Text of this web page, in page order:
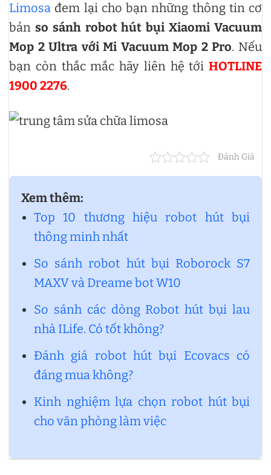
Limosa đem lại cho bạn những thông tin cơ
bản so sánh robot hút bụi Xiaomi Vacuum
Mop 2 Ultra với Mi Vacuum Mop 2 Pro. Nếu
bạn còn thắc mắc hãy liên hệ tới HOTLINE
1900 2276.
Đánh Giá
Xem thêm:
Top 10 thương hiệu robot hút bụi
thông minh nhất
So sánh robot hút bụi Roborock S7
MAXV và Dreame bot W10
So sánh các dòng Robot hút bụi lau
nhà ILife. Có tốt không?
Đánh giá robot hút bụi Ecovacs có
đáng mua không?
Kinh nghiệm lựa chọn robot hút bụi
cho văn phòng làm việc